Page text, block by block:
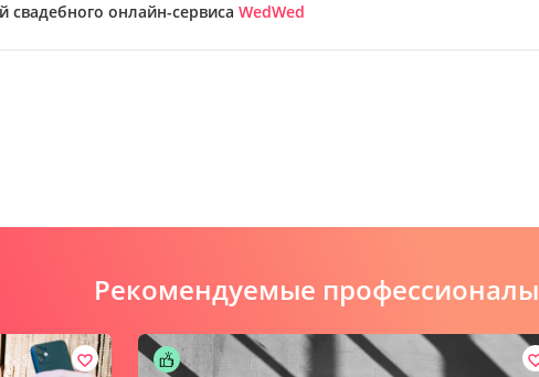
свадебного онлайн-сервиса WedWed
Рекомендуемые профессионалы